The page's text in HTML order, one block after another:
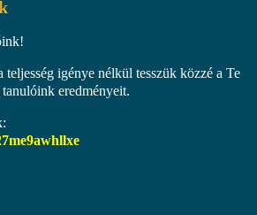
teljesség igénye nélkül tesszük közzé a Te
eredményeit.